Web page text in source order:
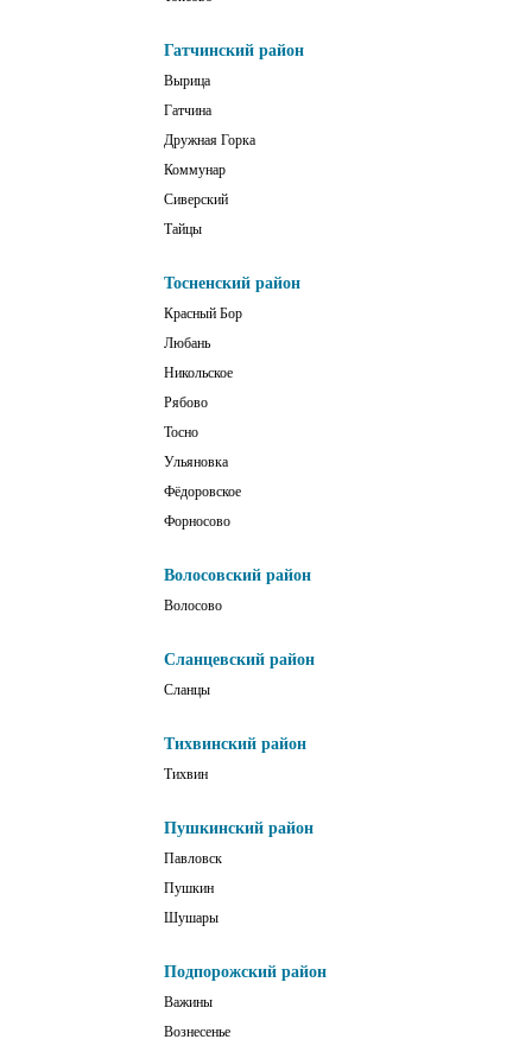
Гатчинский район
Вырица
Гатчина
Дружная Горка
Коммунар
Сиверский
Тайцы
Тосненский район
Красный Бор
Любань
Никольское
Рябово
Тосно
Ульяновка
Фёдоровское
Форносово
Волосовский район
Волосово
Сланцевский район
Сланцы
Тихвинский район
Тихвин
Пушкинский район
Павловск
Пушкин
Шушары
Подпорожский район
Важины
Вознесенье